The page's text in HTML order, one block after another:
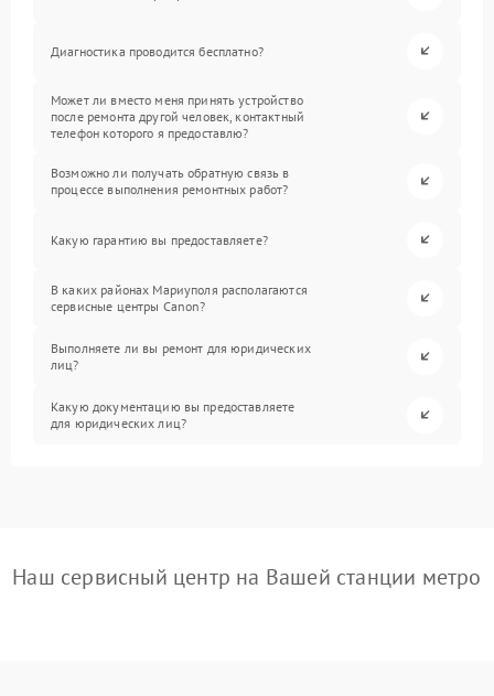
Диагностика проводится бесплатно?
Может ли вместо меня принять устройство
после ремонта другой человек, контактный
телефон которого я предоставлю?
Возможно ли получать обратную связь в
процессе выполнения ремонтных работ?
Какую гарантию вы предоставляете?
В каких районах Мариуполя располагаются
сервисные центры Canon?
Выполняете ли вы ремонт для юридических
лиц?
Какую документацию вы предоставляете
для юридических лиц?
Наш сервисный центр на Вашей станции метро